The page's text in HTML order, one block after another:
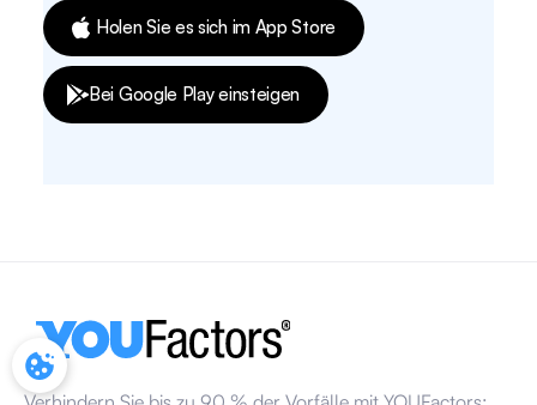
Holen Sie es sich im App Store
Bei Google Play einsteigen
COOKIE-EINSTELLUNGEN